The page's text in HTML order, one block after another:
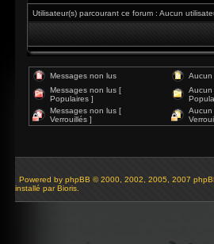
Utilisateur(s) parcourant ce forum : Aucun
Messages non lus Aucun
Messages non lus [
Populaires ]
Aucun
Messages non lus [
Verrouillés ]
Aucun
Powered by phpBB © 2000, 2002, 2005, 2007
installé par Bioris.